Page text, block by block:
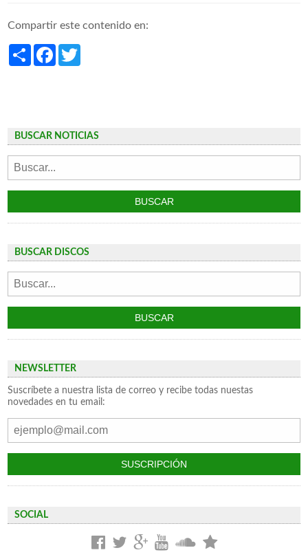
Compartir este contenido en:
ShareFacebook
BUSCAR NOTICIAS
BUSCAR DISCOS
NEWSLETTER
Suscríbete a nuestra lista de correo y recibe todas nuestas
novedades en tu email:
SOCIAL